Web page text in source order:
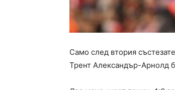
Само след втория
Трент Александър-Арнолд